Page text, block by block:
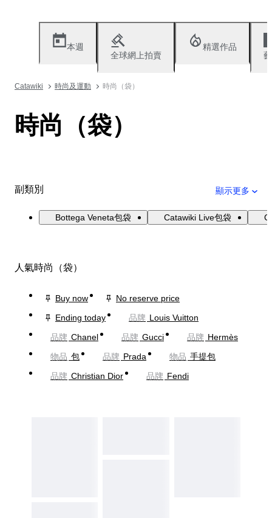
本週
全球網上拍賣
精選作品
Catawiki 時尚及運動 時尚（袋）
時尚（袋）
副類別 顯示更多
Bottega Veneta包袋 Catawiki Live包袋
人氣時尚（袋）
Buy now
No reserve price
Ending today
品牌 Louis Vuitton
品牌 Chanel 品牌 Gucci 品牌 Hermès
物品 包 品牌 Prada 物品 手提包
品牌 Christian Dior 品牌 Fendi